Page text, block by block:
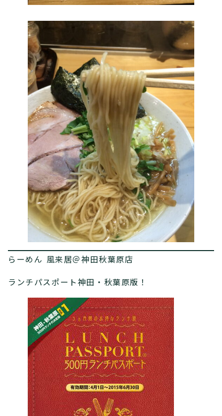
らーめん 風来居＠神田秋葉原店
ランチパスポート神田・秋葉原版！